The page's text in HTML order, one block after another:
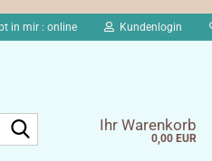
in mir : online Kundenlogin
Ihr Warenkorb
0,00 EUR